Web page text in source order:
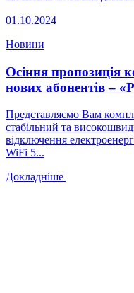
01.10.2024
Новини
Осіння пропозиція
нових абонентів –
Представляємо Вам
стабільний та
відключення
WiFi 5...
Докладніше